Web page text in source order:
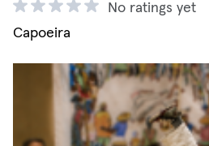
No ratings yet
Capoeira